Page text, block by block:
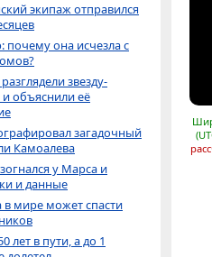
экипаж отправился
почему она исчезла с
звезду-
и объяснили её
загадочный
Камоалева
у Марса и
и данные
в мире может спасти
лет в пути, а до 1